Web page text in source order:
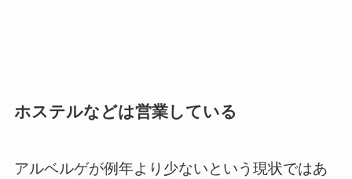
ホステルなどは営業している
アルベルゲが例年より少ないという現状ではあ